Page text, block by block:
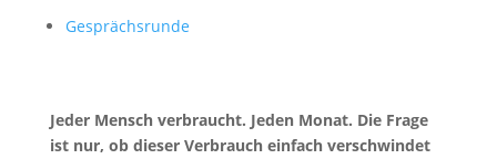
Gesprächsrunde
Jeder Mensch verbraucht. Jeden Monat. Die Frage
ist nur, ob dieser Verbrauch einfach verschwindet